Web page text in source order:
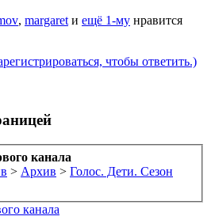
, margaret и ещё 1-му нравится
чтобы ответить.)
канала
> Архив > Голос. Дети. Сезон